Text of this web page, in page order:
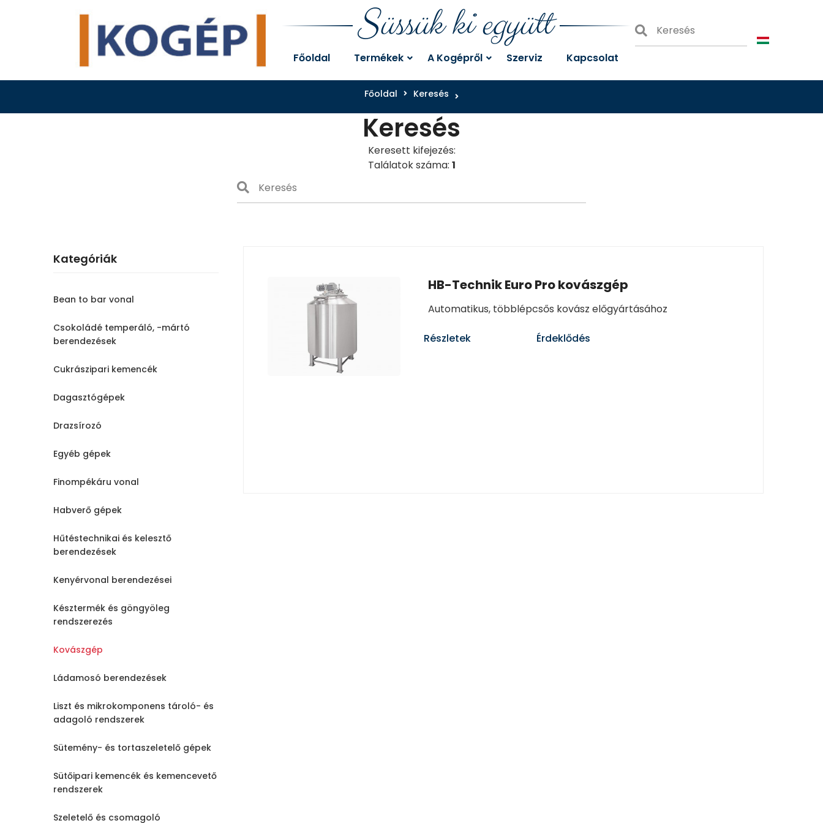
Süssük ki együtt
Főoldal Termékek A Kogépről Szerviz Kapcsolat
Főoldal Keresés
Keresés
Keresett kifejezés:
Találatok száma: 1
Kategóriák
Bean to bar vonal
Csokoládé temperáló, -mártó
berendezések
Cukrászipari kemencék
Dagasztógépek
Drazsírozó
Egyéb gépek
Finompékáru vonal
Habverő gépek
Hűtéstechnikai és kelesztő
berendezések
Kenyérvonal berendezései
Késztermék és göngyöleg
rendszerezés
Kovászgép
Ládamosó berendezések
Liszt és mikrokomponens tároló- és
adagoló rendszerek
Sütemény- és tortaszeletelő gépek
Sütőipari kemencék és kemencevető
rendszerek
Szeletelő és csomagoló
HB-Technik Euro Pro kovászgép
Automatikus, többlépcsős kovász előgyártásához
Részletek Érdeklődés